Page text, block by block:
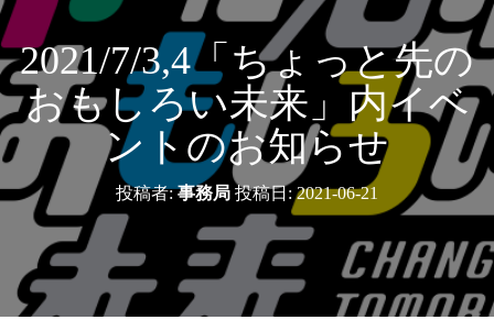
ン
を
切
り
替
え
2021/7/3,4「ちょっと先の
おもしろい未来」内イベ
ントのお知らせ
投稿者:事務局 投稿日:2021-06-21